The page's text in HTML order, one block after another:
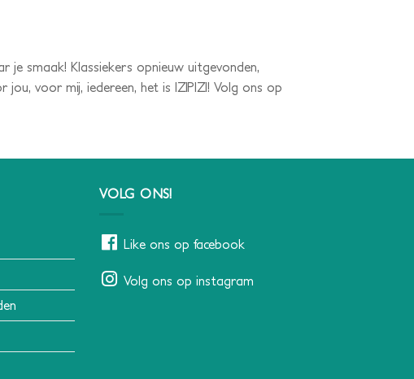
je smaak! Klassiekers opnieuw uitgevonden,
voor mij, iedereen, het is IZIPIZI! Volg ons op
VOLG ONS!
Like ons op facebook
Volg ons op instagram